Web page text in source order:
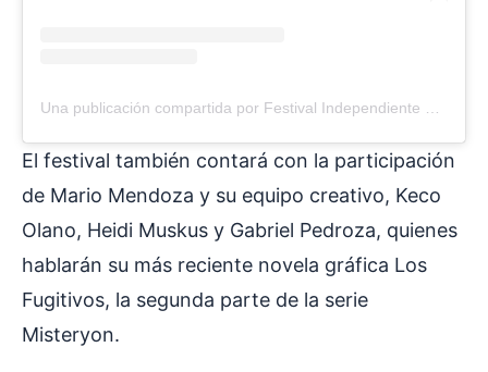
El festival también contará con la participación
de Mario Mendoza y su equipo creativo, Keco
Olano, Heidi Muskus y Gabriel Pedroza, quienes
hablarán su más reciente novela gráfica Los
Fugitivos, la segunda parte de la serie
Misteryon.